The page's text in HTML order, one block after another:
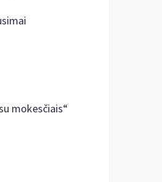
mokesčiais“